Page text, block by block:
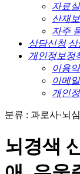
자료실
산재
자주
상담신청
개인정보정
이용
이메
개인
분류 : 과로사·뇌
뇌경색